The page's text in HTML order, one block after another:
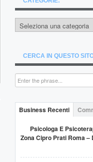
Categorie:
CERCA IN QUESTO
Business Recenti
Psicologa E
Zona Cipro Prati Roma